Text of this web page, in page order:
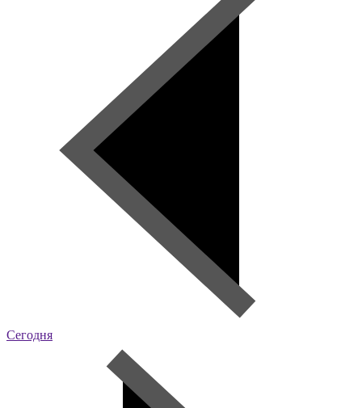
Сегодня